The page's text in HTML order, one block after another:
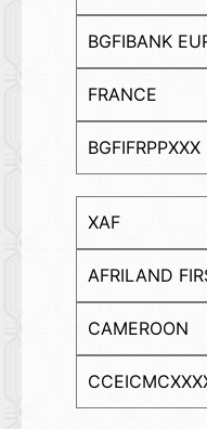
BGFIBANK
FRANCE
BGFIFRPPXXX
XAF
AFRILAND
CAMEROON